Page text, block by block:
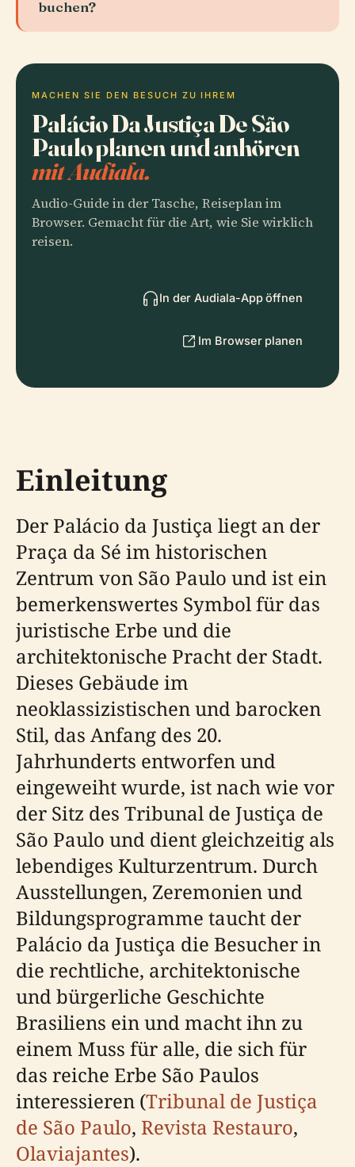
buchen?
MACHEN SIE DEN BESUCH ZU IHREM
Palácio Da Justiça De São
Paulo planen und anhören
mit Audiala.
Audio-Guide in der Tasche, Reiseplan im
Browser. Gemacht für die Art, wie Sie wirklich
reisen.
In der Audiala-App öffnen
Im Browser planen
Einleitung
Der Palácio da Justiça liegt an der
Praça da Sé im historischen
Zentrum von São Paulo und ist ein
bemerkenswertes Symbol für das
juristische Erbe und die
architektonische Pracht der Stadt.
Dieses Gebäude im
neoklassizistischen und barocken
Stil, das Anfang des 20.
Jahrhunderts entworfen und
eingeweiht wurde, ist nach wie vor
der Sitz des Tribunal de Justiça de
São Paulo und dient gleichzeitig als
lebendiges Kulturzentrum. Durch
Ausstellungen, Zeremonien und
Bildungsprogramme taucht der
Palácio da Justiça die Besucher in
die rechtliche, architektonische
und bürgerliche Geschichte
Brasiliens ein und macht ihn zu
einem Muss für alle, die sich für
das reiche Erbe São Paulos
interessieren (Tribunal de Justiça
de São Paulo, Revista Restauro,
Olaviajantes).